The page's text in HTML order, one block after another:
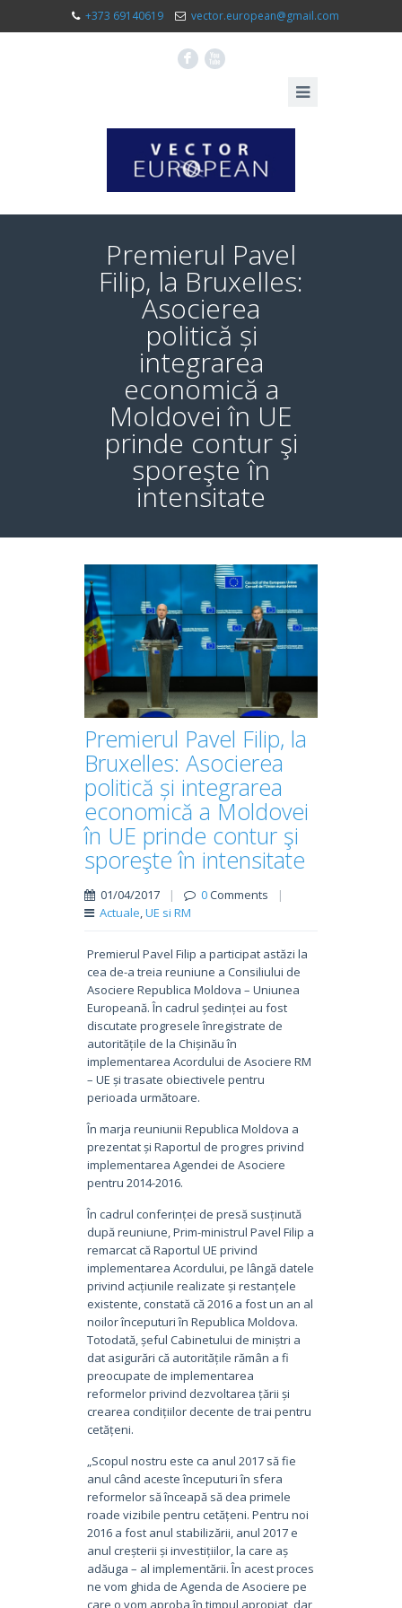
+373 69140619 vector.european@gmail.com
F X
Premierul Pavel
Filip, la Bruxelles:
Asocierea
politică și
integrarea
economică a
Moldovei în UE
prinde contur şi
sporeşte în
intensitate
Premierul Pavel Filip, la
Bruxelles: Asocierea
politică și integrarea
economică a Moldovei
în UE prinde contur şi
sporeşte în intensitate
01/04/2017 | 0Comments
|
Actuale,UE si RM
Premierul Pavel Filip a participat astăzi la
cea de-a treia reuniune a Consiliului de
Asociere Republica Moldova – Uniunea
Europeană. În cadrul ședinței au fost
discutate progresele înregistrate de
autoritățile de la Chișinău în
implementarea Acordului de Asociere RM
– UE și trasate obiectivele pentru
perioada următoare.
În marja reuniunii Republica Moldova a
prezentat și Raportul de progres privind
implementarea Agendei de Asociere
pentru 2014-2016.
În cadrul conferinței de presă susținută
după reuniune, Prim-ministrul Pavel Filip a
remarcat că Raportul UE privind
implementarea Acordului, pe lângă datele
privind acțiunile realizate și restanțele
existente, constată că 2016 a fost un an al
noilor începuturi în Republica Moldova.
Totodată, șeful Cabinetului de miniștri a
dat asigurări că autoritățile rămân a fi
preocupate de implementarea
reformelor privind dezvoltarea țării și
crearea condițiilor decente de trai pentru
cetățeni.
„Scopul nostru este ca anul 2017 să fie
anul când aceste începuturi în sfera
reformelor să înceapă să dea primele
roade vizibile pentru cetățeni. Pentru noi
2016 a fost anul stabilizării, anul 2017 e
anul creșterii și investițiilor, la care aș
adăuga – al implementării. În acest proces
ne vom ghida de Agenda de Asociere pe
care o vom aproba în timpul apropiat, dar